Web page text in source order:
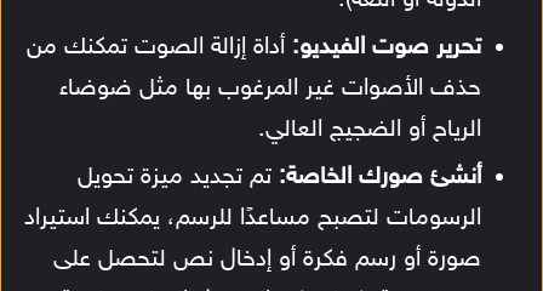
تحرير صوت الفيديو: أداة إزالة الصوت تمكنك من
حذف الأصوات غير المرغوب بها مثل ضوضاء
الرياح أو الضجيج العالي.
أنشئ صورك الخاصة: تم تجديد ميزة تحويل
الرسومات لتصبح مساعدًا للرسم، يمكنك استيراد
صورة أو رسم فكرة أو إدخال نص لتحصل على